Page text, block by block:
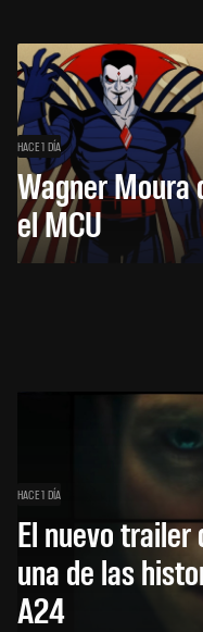
HACE 1 DÍA
Wagner Moura
el MCU
HACE 1 DÍA
El nuevo
una de las
A24